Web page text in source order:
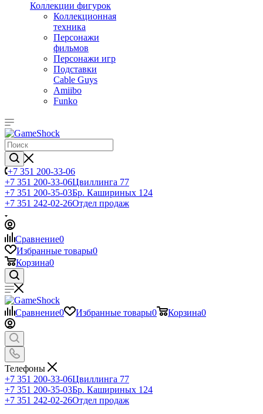
Коллекции фигурок
Коллекционная
техника
Персонажи
фильмов
Персонажи игр
Подставки
Cable Guys
Amiibo
Funko
+7 351 200-33-06
+7 351 200-33-06Цвиллинга 77
+7 351 200-35-03Бр. Кашириных 124
+7 351 242-02-26Отдел продаж
Сравнение0
Избранные товары0
Корзина0
Сравнение0 Избранные товары0 Корзина0
Телефоны
+7 351 200-33-06Цвиллинга 77
+7 351 200-35-03Бр. Кашириных 124
+7 351 242-02-26Отдел продаж